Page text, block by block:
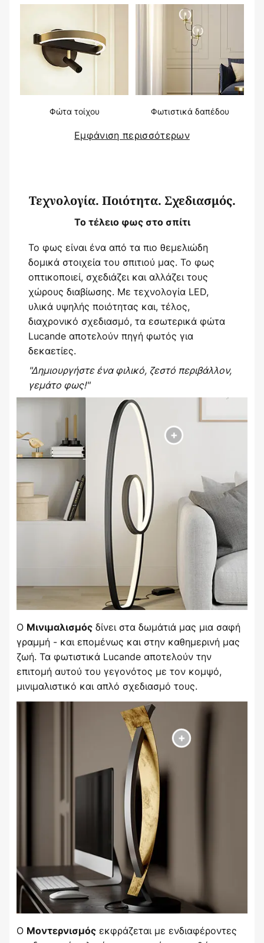
Φώτα τοίχου Φωτιστικά δαπέδου
Εμφάνιση περισσότερων
Τεχνολογία. Ποιότητα. Σχεδιασμός.
Το τέλειο φως στο σπίτι
Το φως είναι ένα από τα πιο θεμελιώδη
δομικά στοιχεία του σπιτιού μας. Το φως
οπτικοποιεί, σχεδιάζει και αλλάζει τους
χώρους διαβίωσης. Με τεχνολογία LED,
υλικά υψηλής ποιότητας και, τέλος,
διαχρονικό σχεδιασμό, τα εσωτερικά φώτα
Lucande αποτελούν πηγή φωτός για
δεκαετίες.
"Δημιουργήστε ένα φιλικό, ζεστό περιβάλλον,
γεμάτο φως!"
Ο Μινιμαλισμός δίνει στα δωμάτιά μας μια σαφή
γραμμή - και επομένως και στην καθημερινή μας
ζωή. Τα φωτιστικά Lucande αποτελούν την
επιτομή αυτού του γεγονότος με τον κομψό,
μινιμαλιστικό και απλό σχεδιασμό τους.
Ο Μοντερνισμός εκφράζεται με ενδιαφέροντες